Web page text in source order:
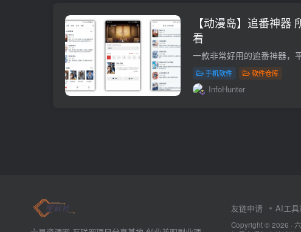
【动漫岛】追番神器
看
手机软件 软件仓库
InfoHunter
友链申请 AI工具
Copyright © 2026 ·